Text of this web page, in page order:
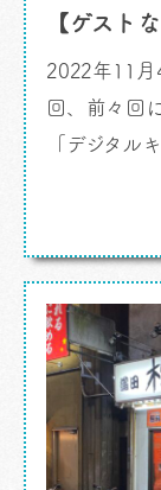
【ゲスト
2022年11
回、前々回
「デジタル
届け。 デジ
ン。チーム
のひとり語
さな三輪